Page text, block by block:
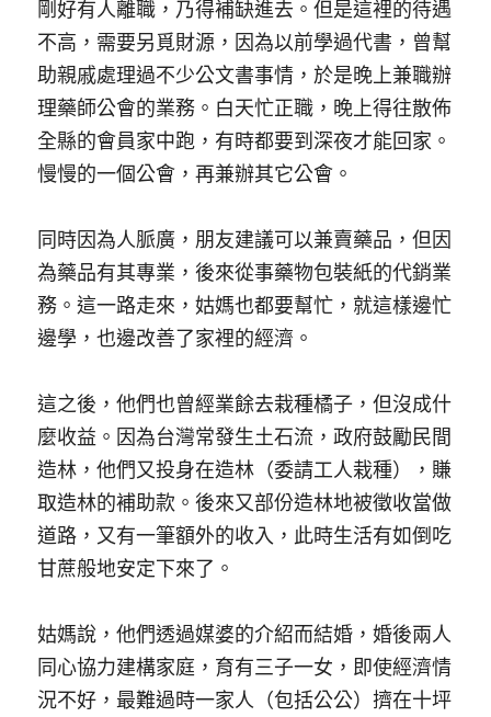
剛好有人離職，乃得補缺進去。但是這裡的待遇
不高，需要另覓財源，因為以前學過代書，曾幫
助親戚處理過不少公文書事情，於是晚上兼職辦
理藥師公會的業務。白天忙正職，晚上得往散佈
全縣的會員家中跑，有時都要到深夜才能回家。
慢慢的一個公會，再兼辦其它公會。
同時因為人脈廣，朋友建議可以兼賣藥品，但因
為藥品有其專業，後來從事藥物包裝紙的代銷業
務。這一路走來，姑媽也都要幫忙，就這樣邊忙
邊學，也邊改善了家裡的經濟。
這之後，他們也曾經業餘去栽種橘子，但沒成什
麼收益。因為台灣常發生土石流，政府鼓勵民間
造林，他們又投身在造林（委請工人栽種），賺
取造林的補助款。後來又部份造林地被徵收當做
道路，又有一筆額外的收入，此時生活有如倒吃
甘蔗般地安定下來了。
姑媽說，他們透過媒婆的介紹而結婚，婚後兩人
同心協力建構家庭，育有三子一女，即使經濟情
況不好，最難過時一家人（包括公公）擠在十坪